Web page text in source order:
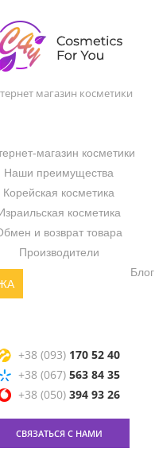
магазин косметики
магазин косметики
Наши преимущества
Корейская косметика
косметика
и возврат товара
Производители
Блог
+38 (093) 170 52 40
+38 (067) 563 84 35
+38 (050) 394 93 26
СВЯЗАТЬСЯ С НАМИ